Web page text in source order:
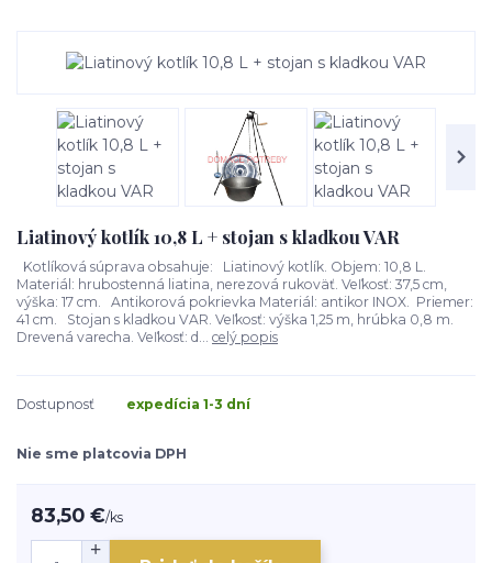
Liatinový kotlík 10,8 L + stojan s kladkou VAR
Kotlíková súprava obsahuje: Liatinový kotlík. Objem: 10,8 L.
Materiál: hrubostenná liatina, nerezová rukoväť. Veľkosť: 37,5 cm,
výška: 17 cm. Antikorová pokrievka Materiál: antikor INOX. Priemer:
41 cm. Stojan s kladkou VAR. Veľkosť: výška 1,25 m, hrúbka 0,8 m.
Drevená varecha. Veľkosť: d... celý popis
Dostupnosť expedícia 1-3 dní
Nie sme platcovia DPH
83,50 €/ks